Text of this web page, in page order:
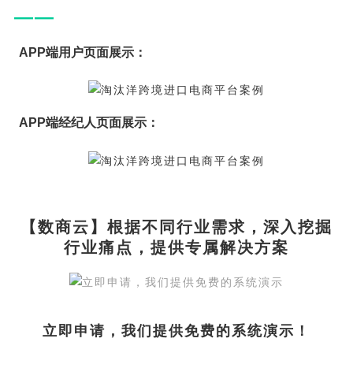
——
APP端用户页面展示：
APP端经纪人页面展示：
【数商云】 根据不同行业需求 ， 深入挖掘
行业痛点 ， 提供专属解决方案
立即申请，我们提供免费的系统演示！